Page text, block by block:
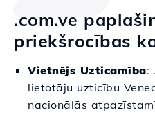
.com.ve
priekšrocības
Vietnējs Uzticamība:
lietotāju uzticību
nacionālās